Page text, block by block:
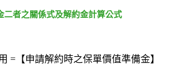
二者之關係式及解約金計算公式
=【申請解約時之保單價值準備金】